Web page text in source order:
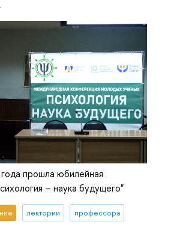
прошла юбилейная
– наука будущего"
лектории профессора